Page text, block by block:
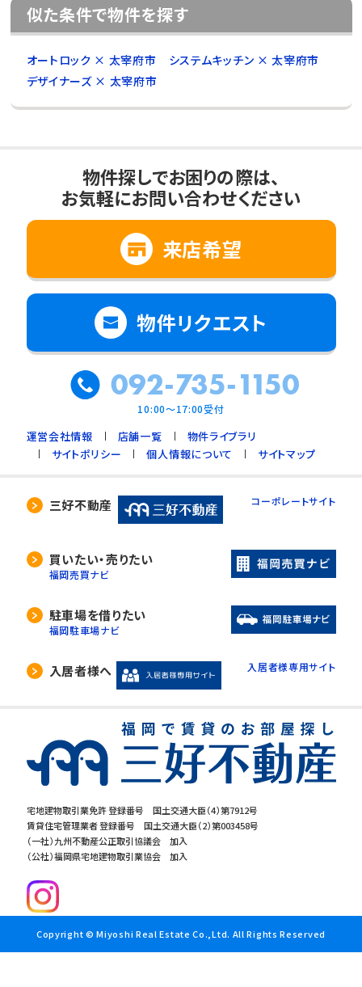
似た条件で物件を探す
オートロック × 太宰府市
システムキッチン × 太宰府市
デザイナーズ × 太宰府市
宅地建物取引業免許 登録番号 国土交通大臣（4）第7912号
賃貸住宅管理業者 登録番号 国土交通大臣（2）第003458号
（一社）九州不動産公正取引協議会 加入
（公社）福岡県宅地建物取引業協会 加入
物件探しでお困りの際は、
お気軽にお問い合わせください
来店希望
物件リクエスト
092-735-1150
10:00～17:00受付
運営会社情報 店舗一覧
物件ライブラリ
サイトポリシー
個人情報について サイトマップ
三好不動産 コーポレートサイト
買いたい・売りたい
福岡売買ナビ
駐車場を借りたい
福岡駐車場ナビ
入居者様へ 入居者様専用サイト
Copyright © Miyoshi Real Estate Co.,Ltd. All Rights Reserved